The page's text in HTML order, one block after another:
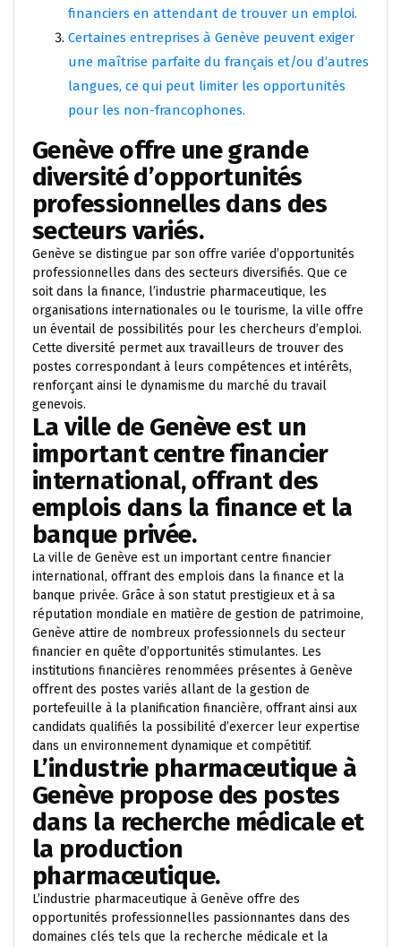
financiers en attendant de trouver un emploi.
Certaines entreprises à Genève peuvent exiger
une maîtrise parfaite du français et/ou d’autres
langues, ce qui peut limiter les opportunités
pour les non-francophones.
Genève offre une grande
diversité d’opportunités
professionnelles dans des
secteurs variés.
Genève se distingue par son offre variée d’opportunités
professionnelles dans des secteurs diversifiés. Que ce
soit dans la finance, l’industrie pharmaceutique, les
organisations internationales ou le tourisme, la ville offre
un éventail de possibilités pour les chercheurs d’emploi.
Cette diversité permet aux travailleurs de trouver des
postes correspondant à leurs compétences et intérêts,
renforçant ainsi le dynamisme du marché du travail
genevois.
La ville de Genève est un
important centre financier
international, offrant des
emplois dans la finance et la
banque privée.
La ville de Genève est un important centre financier
international, offrant des emplois dans la finance et la
banque privée. Grâce à son statut prestigieux et à sa
réputation mondiale en matière de gestion de patrimoine,
Genève attire de nombreux professionnels du secteur
financier en quête d’opportunités stimulantes. Les
institutions financières renommées présentes à Genève
offrent des postes variés allant de la gestion de
portefeuille à la planification financière, offrant ainsi aux
candidats qualifiés la possibilité d’exercer leur expertise
dans un environnement dynamique et compétitif.
L’industrie pharmaceutique à
Genève propose des postes
dans la recherche médicale et
la production
pharmaceutique.
L’industrie pharmaceutique à Genève offre des
opportunités professionnelles passionnantes dans des
domaines clés tels que la recherche médicale et la